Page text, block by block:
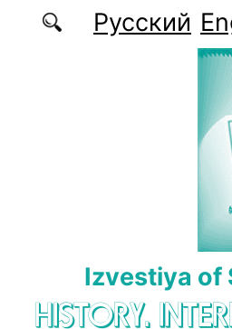
Русский
Izvestiya of
HISTORY.